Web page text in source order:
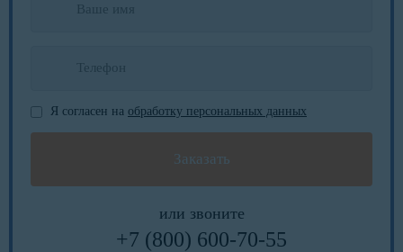
Я согласен на обработку персональных данных
или звоните
+7 (800) 600-70-55